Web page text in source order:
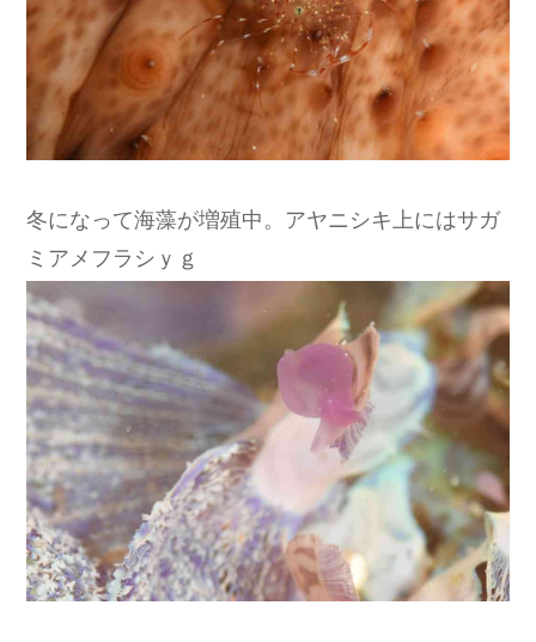
冬になって海藻が増殖中。アヤニシキ上にはサガ
ミアメフラシｙｇ